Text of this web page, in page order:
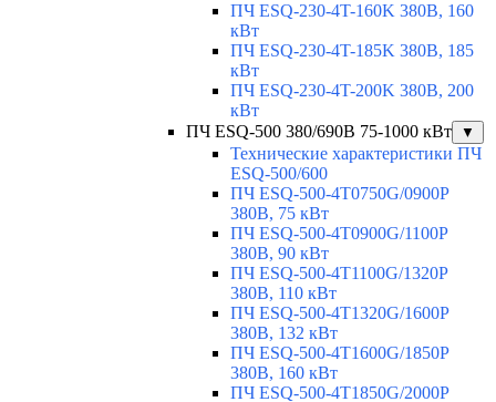
ПЧ ESQ-230-4T-160K 380В, 160
кВт
ПЧ ESQ-230-4T-185K 380В, 185
кВт
ПЧ ESQ-230-4T-200K 380В, 200
кВт
ПЧ ESQ-500 380/690В 75-1000 кВт
▼
Технические характеристики ПЧ
ESQ-500/600
ПЧ ESQ-500-4T0750G/0900P
380В, 75 кВт
ПЧ ESQ-500-4T0900G/1100P
380В, 90 кВт
ПЧ ESQ-500-4T1100G/1320P
380В, 110 кВт
ПЧ ESQ-500-4T1320G/1600P
380В, 132 кВт
ПЧ ESQ-500-4T1600G/1850P
380В, 160 кВт
ПЧ ESQ-500-4T1850G/2000P